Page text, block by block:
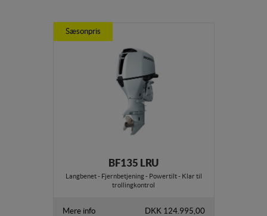
Sæsonpris
BF135 LRU
Langbenet - Fjernbetjening - Powertilt - Klar til
trollingkontrol
Mere info DKK 124.995,00